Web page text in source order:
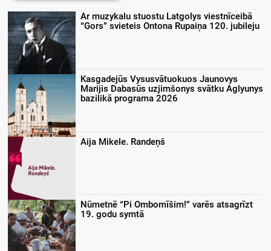
Ar muzykalu stuostu Latgolys viestnīceibā
“Gors” svieteis Ontona Rupaiņa 120. jubileju
Kasgadejūs Vysusvātuokuos Jaunovys
Marijis Dabasūs uzjimšonys svātku Aglyunys
bazilikā programa 2026
Aija Mikele. Randeņš
Nūmetnē “Pi Ombomīšim!” varēs atsagrīzt
19. godu symtā